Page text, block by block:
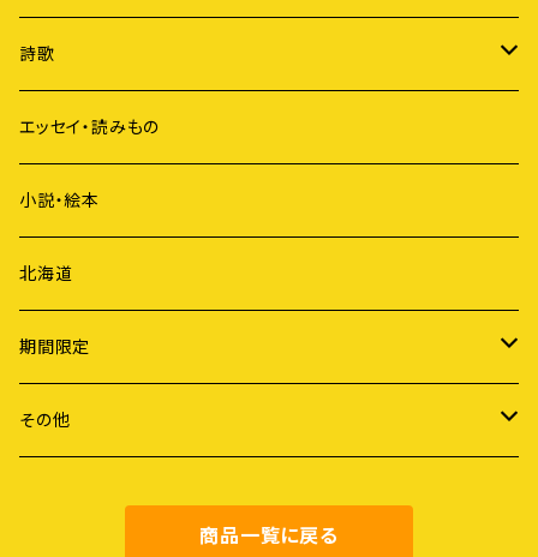
原発
ジェンダー
歴史
国際社会
ライフスタイル
労働
詩歌
短歌
俳句
詩
エッセイ・読みもの
小説・絵本
北海道
期間限定
謝恩セール
その他
商品一覧に戻る